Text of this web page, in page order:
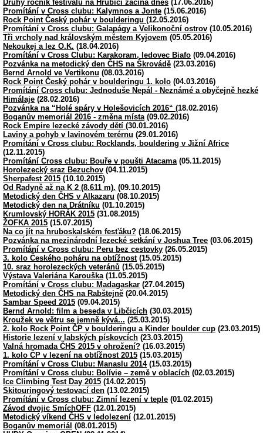
Druhý ročník festivalu na Hrubici začíná dnes (17.06.2016)
Promítání v Cross clubu: Kalymnos a Jonte (15.06.2016)
Rock Point Český pohár v boulderingu (12.05.2016)
Promítání v Cross clubu: Galapágy a Velikonoční ostrov (10.05.2016)
Tři vrcholy nad královským městem Kyjovem (05.05.2016)
Nekoukej a lez O.K. (18.04.2016)
Promítání v Cross Clubu: Karakoram, ledovec Biafo (09.04.2016)
Pozvánka na metodický den ČHS na Škrovádě (23.03.2016)
Bernd Arnold ve Vertikonu (08.03.2016)
Rock Point Český pohár v boulderingu 1. kolo (04.03.2016)
Promítání Cross clubu: Jednoduše Nepál - Neznámé a obyčejně hezké
Himálaje (28.02.2016)
Pozvánka na “Holé spáry v Holešovicích 2016“ (18.02.2016)
Boganův memoriál 2016 - změna místa(09.02.2016)
Rock Empire lezecké závody dětí (30.01.2016)
Laviny a pohyb v lavinovém terérnu (29.01.2016)
Promítání v Cross clubu: Rocklands, bouldering v Jižní Africe
(12.11.2015)
Promítání Cross clubu: Bouře v poušti Atacama(05.11.2015)
Horolezecký sraz Bezuchov (04.11.2015)
Sherpafest 2015 (10.10.2015)
Od Radyně až na K 2 (8.611 m). (09.10.2015)
Metodický den ČHS v Alkazaru (08.10.2015)
Metodický den na Drátníku (01.10.2015)
Krumlovský HORÁK 2015 (31.08.2015)
ŽOFKA 2015 (15.07.2015)
Na co jít na hruboskalském fesťáku? (18.06.2015)
Pozvánka na mezinárodní lezecké setkání v Joshua Tree (03.06.2015)
Promítání v Cross clubu: Peru bez cestovky (26.05.2015)
3. kolo Českého poháru na obtížnost(15.05.2015)
10. sraz horolezeckých veteránů (15.05.2015)
Výstava Valeriána Karouška(11.05.2015)
Promítání v Cross clubu: Madagaskar (27.04.2015)
Metodický den ČHS na Rabštejně (20.04.2015)
Sambar Speed 2015 (09.04.2015)
Bernd Arnold: film a beseda v Libčicích (30.03.2015)
Kroužek ve větru se jemně kývá... (25.03.2015)
2. kolo Rock Point ČP v boulderingu a Kinder boulder cup (23.03.2015)
Historie lezení v labských pískovcích (23.03.2015)
Valná hromada ČHS 2015 v ohrožení? (16.03.2015)
1. kolo ČP v lezení na obtížnost 2015 (15.03.2015)
Promítání v Cross Clubu: Manaslu 2014(15.03.2015)
Promítání v Cross clubu: Bolívie – země v oblacích (02.03.2015)
Ice Climbing Test Day 2015 (14.02.2015)
Skitouringový testovací den (13.02.2015)
Promítání v Cross clubu: Zimní lezení v teple (01.02.2015)
Závod dvojic SmíchOFF (12.01.2015)
Metodický víkend ČHS v ledolezení (12.01.2015)
Boganův memoriál (08.01.2015)